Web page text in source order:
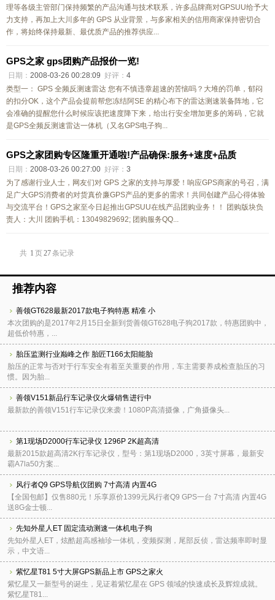
理等各级主管部门保持频繁的产品沟通与技术联系，许多品牌商对GPSUU给予大
力支持，再加上大川多年的 GPS 从业背景，与多家相关的信用商家保持密切合
作，将始终保持最新、最优质产品的推荐供应...
GPS之家 gps团购产品报价一览!
日期： 2008-03-26 00:28:09 好评： 4
类型一： GPS 全频反测速雷达 您有不慎违章超速的苦恼吗？大堆的罚单，郁闷
的扣分OK，这个产品会提前帮您冻结阿SE 的精心布下的雷达测速装备阵地，它
会准确的提醒您什么时候应该把速度降下来，给出行安全增加更多的筹码，它就
是GPS全频反测速雷达一体机（又名GPS电子狗...
GPS之家团购专区隆重开通啦!产品确保:服务+速度+品质
日期： 2008-03-26 00:27:00 好评： 3
为了感谢行业人士，网友们对 GPS 之家的支持与厚爱！响应GPS商家的号召，满
足广大GPS消费者的对货真价廉GPS产品的更多的需求！共同创建产品心得体验
与交流平台！GPS之家至今日起推出GPSUU在线产品团购业务！！ 团购版块负
责人：大川 团购手机：13049829692; 团购服务QQ...
共 1 页27条记录
推荐内容
善领GT628最新2017款电子狗特惠 精准 小
本次团购的是2017年2月15日全新到货善领GT628电子狗2017款，特惠团购中，
超低价特惠，...
胎压监测行业巅峰之作 胎匠T166太阳能胎
胎压的正常与否对于行车安全有着至关重要的作用，车主需要养成检查胎压的习
惯。因为胎...
善领V151新品行车记录仪火爆销售进行中
最新款的善领V151行车记录仪来袭！1080P高清摄像，广角摄像头...
第1现场D2000行车记录仪 1296P 2K超高清
最新2015款超高清2K行车记录仪，型号：第1现场D2000，3英寸屏幕，最新安
霸A7la50方案...
风行者Q9 GPS导航仪团购 7寸高清 内置4G
【全国包邮】仅售880元！乐享原价1399元风行者Q9 GPS一台 7寸高清 内置4G
送8G金士顿...
先知外星人ET 固定流动测速一体机电子狗
先知外星人ET，炫酷超高感袖珍一体机，变频探测，尾部反侦，雷达频率即时显
示，中文语...
紫忆星T81 5寸大屏GPS新品上市 GPS之家火
紫忆星又一新型号的诞生，见证着紫忆星在 GPS 领域的快速成长及辉煌成就。
紫忆星T81...